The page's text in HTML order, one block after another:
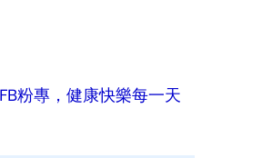
粉專，健康快樂每一天